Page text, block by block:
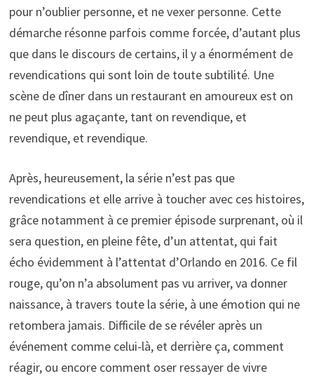
pour n’oublier personne, et ne vexer personne. Cette
démarche résonne parfois comme forcée, d’autant plus
que dans le discours de certains, il y a énormément de
revendications qui sont loin de toute subtilité. Une
scène de dîner dans un restaurant en amoureux est on
ne peut plus agaçante, tant on revendique, et
revendique, et revendique.
Après, heureusement, la série n’est pas que
revendications et elle arrive à toucher avec ces histoires,
grâce notamment à ce premier épisode surprenant, où il
sera question, en pleine fête, d’un attentat, qui fait
écho évidemment à l’attentat d’Orlando en 2016. Ce fil
rouge, qu’on n’a absolument pas vu arriver, va donner
naissance, à travers toute la série, à une émotion qui ne
retombera jamais. Difficile de se révéler après un
événement comme celui-là, et derrière ça, comment
réagir, ou encore comment oser ressayer de vivre